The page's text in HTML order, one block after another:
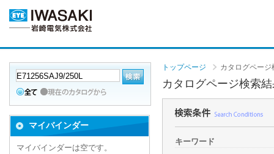
トップページ カタログページ
カタログページ検索
キーワード
マイバインダー
マイバインダーは空です。